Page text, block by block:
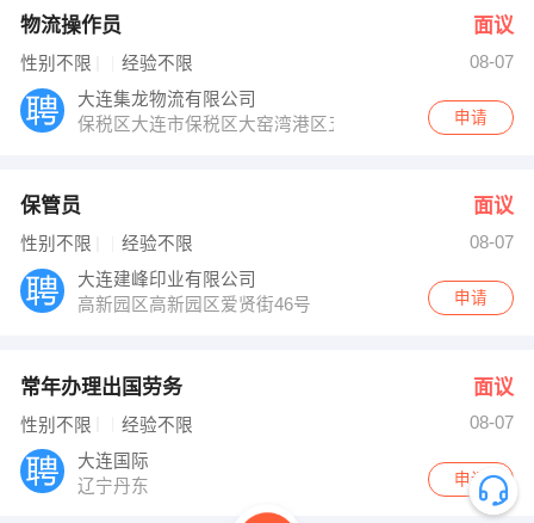
物流操作员 面议
性别不限 经验不限
08-07
大连集龙物流有限公司
保税区大连市保税区大窑湾港区五洲路集龙办
申请
保管员 面议
性别不限 经验不限
08-07
大连建峰印业有限公司
高新园区高新园区爱贤街46号
申请
常年办理出国劳务 面议
性别不限 经验不限
08-07
大连国际
辽宁丹东
申请